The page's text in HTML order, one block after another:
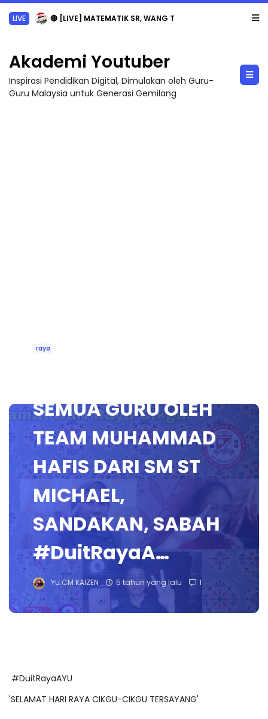
LIVE 🔴 [LIVE] MATEMATIK SR, WANG TAHUN 6 OLEH CIKGU ANITA #ALLINONE #141 #...
Akademi Youtuber
Inspirasi Pendidikan Digital, Dimulakan oleh Guru-
Guru Malaysia untuk Generasi Gemilang
raya
SEMUA GURU OLEH
TEAM MUHAMMAD
HAFIS DARI SM ST
MICHAEL,
SANDAKAN, SABAH
#DuitRayaA…
Yu.CM KAIZEN 5 tahun yang lalu 1
#DuitRayaAYU
'SELAMAT HARI RAYA CIKGU-CIKGU TERSAYANG'